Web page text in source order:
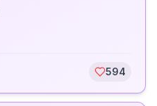
594